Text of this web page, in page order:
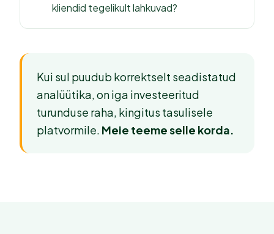
kliendid tegelikult lahkuvad?
Kui sul puudub korrektselt seadistatud
analüütika, on iga investeeritud
turunduse raha, kingitus tasulisele
platvormile. Meie teeme selle korda.